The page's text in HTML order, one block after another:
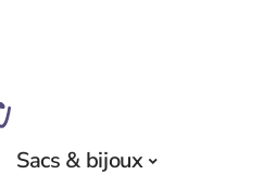
Sacs & bijoux